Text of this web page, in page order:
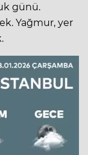
günü.
Yağmur, yer